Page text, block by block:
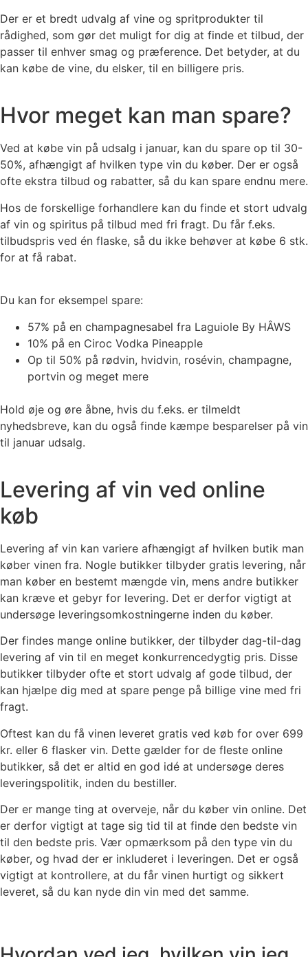
Der er et bredt udvalg af vine og spritprodukter til
rådighed, som gør det muligt for dig at finde et tilbud, der
passer til enhver smag og præference. Det betyder, at du
kan købe de vine, du elsker, til en billigere pris.
Hvor meget kan man spare?
Ved at købe vin på udsalg i januar, kan du spare op til 30-
50%, afhængigt af hvilken type vin du køber. Der er også
ofte ekstra tilbud og rabatter, så du kan spare endnu mere.
Hos de forskellige forhandlere kan du finde et stort udvalg
af vin og spiritus på tilbud med fri fragt. Du får f.eks.
tilbudspris ved én flaske, så du ikke behøver at købe 6 stk.
for at få rabat.
Du kan for eksempel spare:
57% på en champagnesabel fra Laguiole By HÂWS
10% på en Ciroc Vodka Pineapple
Op til 50% på rødvin, hvidvin, rosévin, champagne,
portvin og meget mere
Hold øje og øre åbne, hvis du f.eks. er tilmeldt
nyhedsbreve, kan du også finde kæmpe besparelser på vin
til januar udsalg.
Levering af vin ved online
køb
Levering af vin kan variere afhængigt af hvilken butik man
køber vinen fra. Nogle butikker tilbyder gratis levering, når
man køber en bestemt mængde vin, mens andre butikker
kan kræve et gebyr for levering. Det er derfor vigtigt at
undersøge leveringsomkostningerne inden du køber.
Der findes mange online butikker, der tilbyder dag-til-dag
levering af vin til en meget konkurrencedygtig pris. Disse
butikker tilbyder ofte et stort udvalg af gode tilbud, der
kan hjælpe dig med at spare penge på billige vine med fri
fragt.
Oftest kan du få vinen leveret gratis ved køb for over 699
kr. eller 6 flasker vin. Dette gælder for de fleste online
butikker, så det er altid en god idé at undersøge deres
leveringspolitik, inden du bestiller.
Der er mange ting at overveje, når du køber vin online. Det
er derfor vigtigt at tage sig tid til at finde den bedste vin
til den bedste pris. Vær opmærksom på den type vin du
køber, og hvad der er inkluderet i leveringen. Det er også
vigtigt at kontrollere, at du får vinen hurtigt og sikkert
leveret, så du kan nyde din vin med det samme.